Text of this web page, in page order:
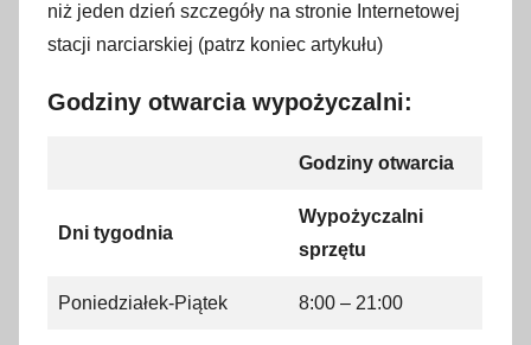
niż jeden dzień szczegóły na stronie Internetowej
stacji narciarskiej (patrz koniec artykułu)
Godziny otwarcia wypożyczalni:
Godziny otwarcia
Dni tygodnia
Wypożyczalni
sprzętu
Poniedziałek-Piątek 8:00 – 21:00